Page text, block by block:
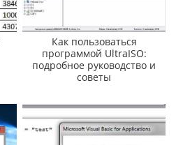
Как пользоваться
программой UltraISO:
подробное руководство и
советы